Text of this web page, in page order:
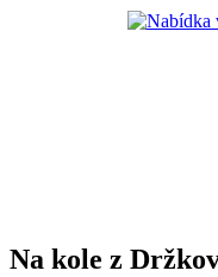
Na kole z